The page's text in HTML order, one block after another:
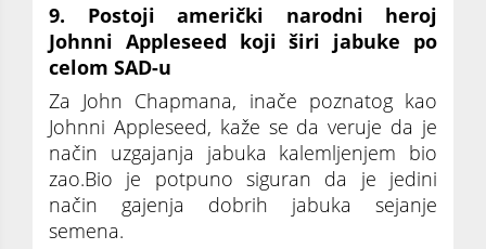
9. Postoji američki narodni heroj
Johnni Appleseed koji širi jabuke po
celom SAD-u
Za John Chapmana, inače poznatog kao
Johnni Appleseed, kaže se da veruje da je
način uzgajanja jabuka kalemljenjem bio
zao.Bio je potpuno siguran da je jedini
način gajenja dobrih jabuka sejanje
semena.